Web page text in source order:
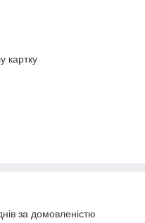
картку
за домовленістю